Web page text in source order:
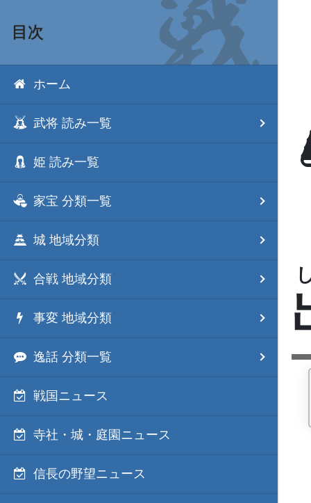
目次
ホーム
武将 読み一覧
姫 読み一覧
家宝 分類一覧
城 地域分類
合戦 地域分類
事変 地域分類
逸話 分類一覧
戦国ニュース
寺社・城・庭園ニュース
信長の野望ニュース